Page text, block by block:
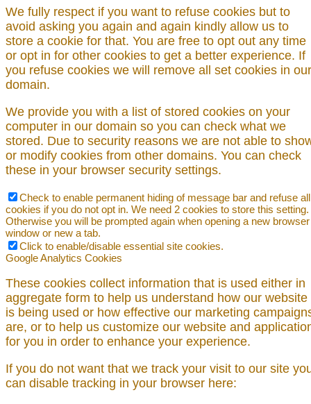
We fully respect if you want to refuse cookies but to
avoid asking you again and again kindly allow us to
store a cookie for that. You are free to opt out any time
or opt in for other cookies to get a better experience. If
you refuse cookies we will remove all set cookies in our
domain.
We provide you with a list of stored cookies on your
computer in our domain so you can check what we
stored. Due to security reasons we are not able to
or modify cookies from other domains. You can check
these in your browser security settings.
Check to enable permanent hiding of message bar and refuse all
cookies if you do not opt in. We need 2 cookies to store this setting.
Otherwise you will be prompted again when opening a new browser
window or new a tab.
Click to enable/disable essential site cookies.
Google Analytics Cookies
These cookies collect information that is used either in
aggregate form to help us understand how our website
is being used or how effective our marketing
are, or to help us customize our website and
for you in order to enhance your experience.
If you do not want that we track your visit to our site
can disable tracking in your browser here: